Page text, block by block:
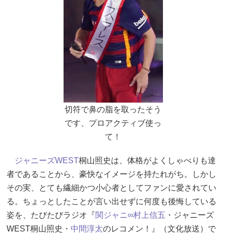
切符で鼻の脂を取ったそう
です、プロアクティブ使っ
て！
ジャニーズWEST桐山照史は、体格がよくしゃべりも達
者であることから、豪快なイメージを持たれがち。しかし
その実、とても繊細かつ小心者としてファンに愛されてい
る。ちょっとしたことが言い出せずに何度も後悔している
姿を、たびたびラジオ『関ジャニ∞村上信五 ・ジャニーズ
WEST桐山照史・ 中間淳太のレコメン！』（文化放送）で